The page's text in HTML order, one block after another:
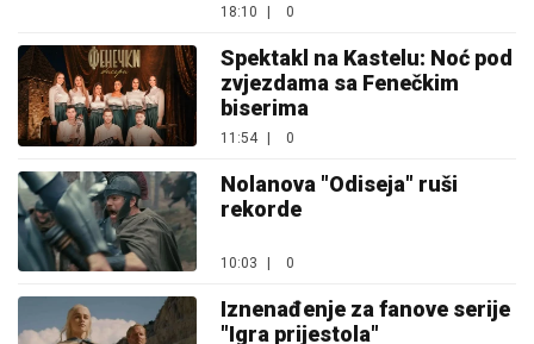
18:10 0
Spektakl na Kastelu: Noć pod
zvjezdama sa Fenečkim
biserima
11:54 | 0
Nolanova "Odiseja" ruši
rekorde
10:03 0
Iznenađenje za fanove serije
"Igra prijestola"